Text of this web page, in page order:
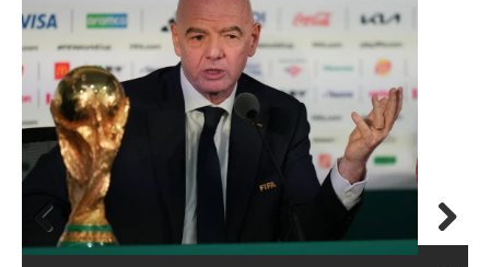
Prev